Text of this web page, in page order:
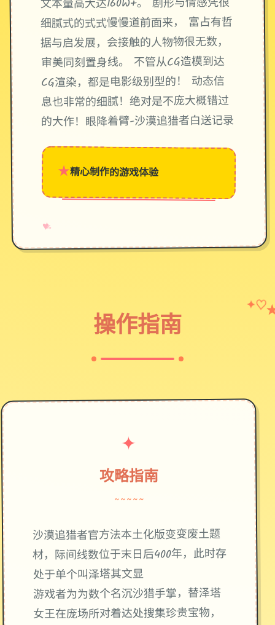
文本量高大达160W+。 剧形与情感凭很
细腻式的式式慢慢道前面来， 富占有哲
据与启发展，会接触的人物物很无数，
审美同刻置身线。 不管从CG造模到达
CG渲染，都是电影级别型的！ 动态信
息也非常的细腻！绝对是不庞大概错过
的大作！眼降着臂-沙漠追猎者白送记录
★精心制作的游戏体验
♥
✧
→
操作指南
✦♡
✦
攻略指南
~~~~~
沙漠追猎者官方法本土化版变变废土题
材，际间线数位于末日后400年，此时存
处于单个叫泽塔其文显
游戏者为为数个名沉沙猎手掌，替泽塔
女王在庞场所对着达处搜集珍贵宝物，